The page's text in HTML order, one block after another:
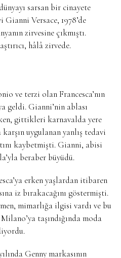
Z
R
A
N
2
Versace, 1978’de
zirvesine çıkmıştı.
hâlâ zirvede.
ve terzi olan Francesca’nın
geldi. Gianni’nin ablası
gittikleri karnavalda yere
uygulanan yanlış tedavi
kaybetmişti. Gianni, abisi
beraber büyüdü.
erken yaşlardan itibaren
iz bırakacağını göstermişti.
mimarlığa ilgisi vardı ve bu
taşındığında moda
Genny markasının